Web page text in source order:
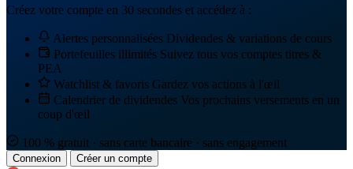
Créez votre compte en 30 secondes et accédez à :
Alertes personnalisées Dividendes & variations de cours
Portefeuilles illimités Suivez tous vos comptes titres &
PEA
Watchlist & favoris Gardez vos actions à l'œil
Calendrier de dividendes Vos prochains versements en un
coup d'œil
100 % gratuit · sans carte bancaire · sans engagement
Connexion Créer un compte